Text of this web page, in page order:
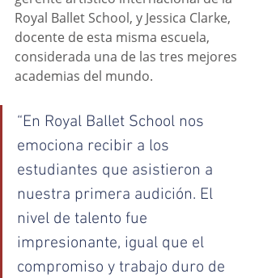
Royal Ballet School, y Jessica Clarke,
docente de esta misma escuela,
considerada una de las tres mejores
academias del mundo.
“En Royal Ballet School nos
emociona recibir a los
estudiantes que asistieron a
nuestra primera audición. El
nivel de talento fue
impresionante, igual que el
compromiso y trabajo duro de